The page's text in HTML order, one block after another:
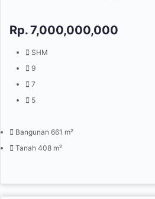
Rp.7,000,000,000
SHM
9
7
5
Bangunan 661 m²
Tanah 408 m²